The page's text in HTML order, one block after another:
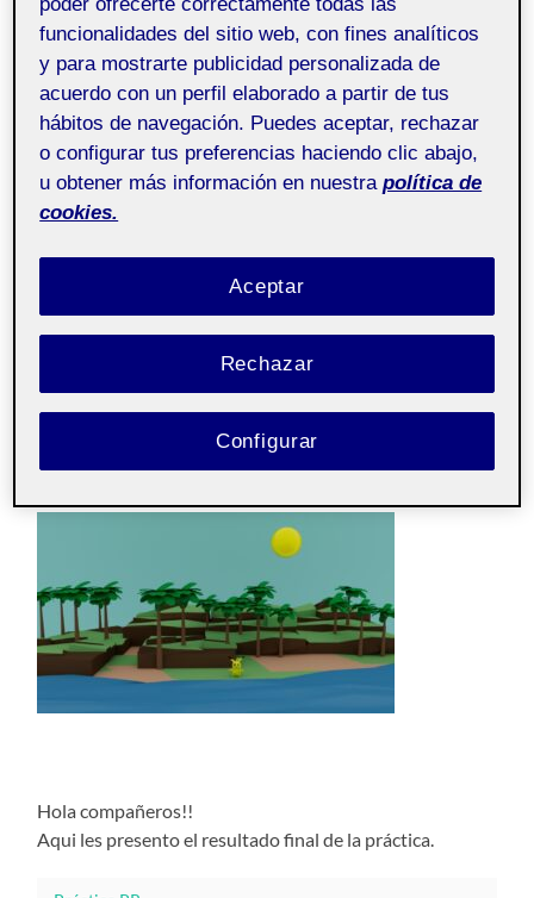
Gráficos 3D Pública
Hola compañeros!!
Aqui les presento el resultado final de la práctica.
funcionalidades del sitio web, con fines analíticos
y para mostrarte publicidad personalizada de
acuerdo con un perfil elaborado a partir de tus
hábitos de navegación. Puedes aceptar, rechazar
o configurar tus preferencias haciendo clic abajo,
u obtener más información en nuestra política de
cookies.
Rechazar
Aceptar
Configurar